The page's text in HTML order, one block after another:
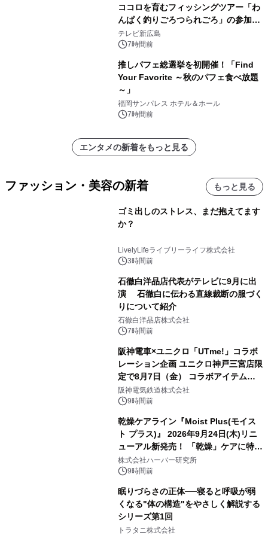
ココロを育むフィッシングツアー「わ
んぱく釣りごろつられごろ」の参加小
学生を募集
テレビ新広島
7時間前
推しパフェ総選挙を初開催！「Find
Your Favorite ～秋のパフェ食べ放題
～」
福岡サンパレス ホテル＆ホール
7時間前
エンタメの新着をもっと見る
ファッション・美容の新着 もっと見る
ゴミ出しのストレス、まだ抱えてます
か？
LivelyLifeライブリーライフ株式会社
3時間前
石徹白洋品店代表がテレビに9月に出
演 石徹白に伝わる直線裁断の服づく
りについて紹介
石徹白洋品店株式会社
7時間前
阪神電車×ユニクロ「UTme!」コラボ
レーション企画 ユニクロ神戸三宮店限
定で8月7日（金） コラボアイテムが
発売決定！
阪神電気鉄道株式会社
9時間前
乾燥ケアライン『Moist Plus(モイス
ト プラス)』 2026年9月24日(木)リニ
ューアル新発売！ 「乾燥」ケアに特化
し、ライン使いで潤いに満ちた肌へ
株式会社ハーバー研究所
9時間前
眠りづらさの正体──寝ると呼吸が弱
くなる"体の構造"をやさしく解説する
シリーズ第1回
トラタニ株式会社